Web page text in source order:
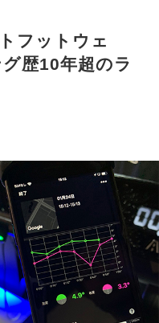
フットウェ
歴10年超のラ